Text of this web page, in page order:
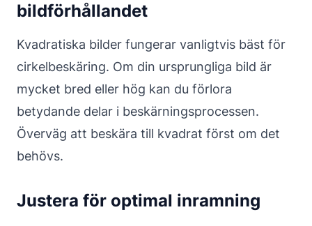
bildförhållandet
Kvadratiska bilder fungerar vanligtvis bäst för
cirkelbeskäring. Om din ursprungliga bild är
mycket bred eller hög kan du förlora
betydande delar i beskärningsprocessen.
Överväg att beskära till kvadrat först om det
behövs.
Justera för optimal inramning